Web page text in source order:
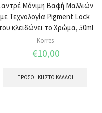
Μόνιμη Βαφή Μαλλιών
με Τεχνολογία Pigment Lock
κλειδώνει το Χρώμα, 50ml
Korres
€10,00
ΠΡΟΣΘΉΚΗ ΣΤΟ ΚΑΛΆΘΙ